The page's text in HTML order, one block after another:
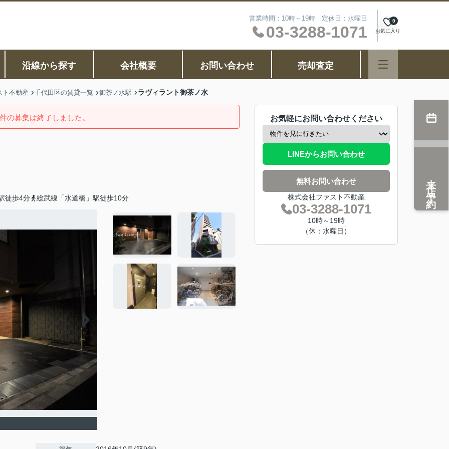
営業時間：10時～19時 定休日：水曜日
03-3288-1071 お気に入り
0
沿線から探す 会社概要 お問い合わせ 売却査定
ト不動産 千代田区の賃貸一覧 御茶ノ水駅 ラヴィラント御茶ノ水
の募集は終了しました。
徒歩4分 総武線「水道橋」駅徒歩10分
お気軽にお問い合わせください
LINEからお問い合わせ
無料お問い合わせ
株式会社ファスト不動産
03-3288-1071
10時～19時
（休：水曜日）
来店予約